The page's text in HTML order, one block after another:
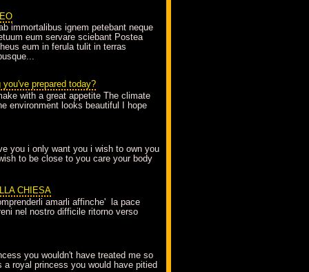
immortalibus ignem petebant neque
eum servare sciebant Postea
eum in ferula tulit in terras
prepared today?
with a great appetite The climate
environment looks beautiful I hope
you i only want you i wish to own you
to be close to you care your body
CHIESA
amarli affinche' la pace
nel nostro difficile ritorno verso
you wouldn't have treated me so
a royal princess you would have pitied